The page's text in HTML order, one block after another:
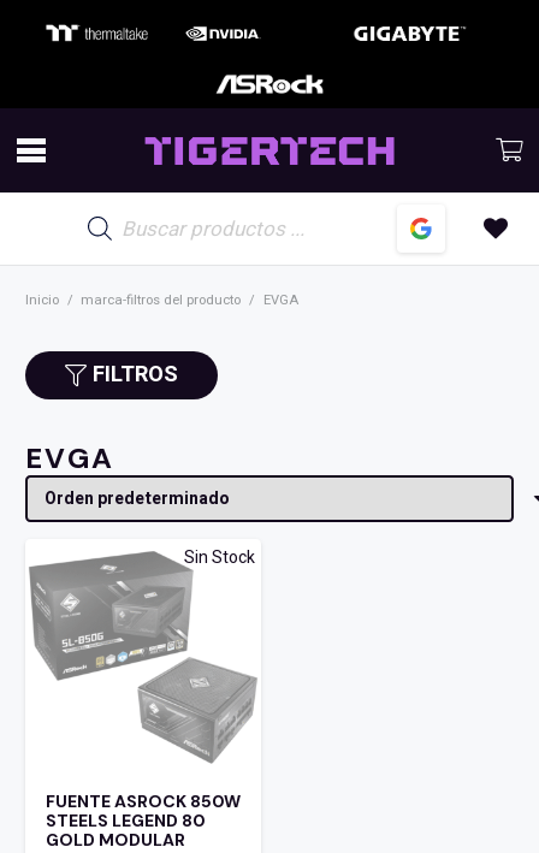
de
productos
Inicio / marca-filtros del producto / EVGA
FILTROS
EVGA
Sin Stock
FUENTE ASROCK 850W
STEELS LEGEND 80
GOLD MODULAR